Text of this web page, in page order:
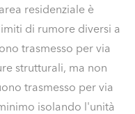
residenziale è
di rumore diversi a
trasmesso per via
strutturali, ma non
trasmesso per via
isolando l'unità